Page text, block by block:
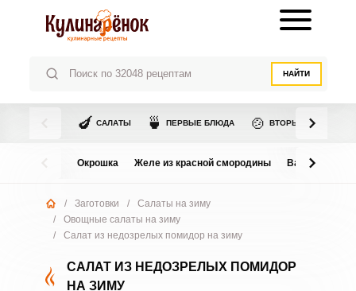
НАЙТИ
🍆 САЛАТЫ 🍵 ПЕРВЫЕ БЛЮДА 🍲 ВТОРЫЕ БЛЮДА
Окрошка Желе из красной смородины Варенье из
/ Заготовки /
Салаты на зиму
/
Овощные салаты на зиму
/
Салат из недозрелых помидор на зиму
САЛАТ ИЗ НЕДОЗРЕЛЫХ ПОМИДОР
НА ЗИМУ